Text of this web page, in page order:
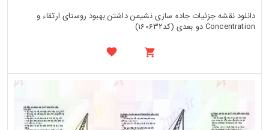
دانلود نقشه جزئیات جاده سازی نشیمن داشتن بهبود روستای ارتقاء و
Concentration دو بعدی (کد160632)